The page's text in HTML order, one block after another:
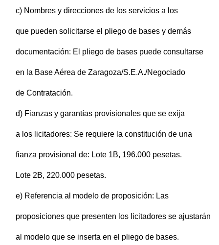
c) Nombres y direcciones de los servicios a los
que pueden solicitarse el pliego de bases y demás
documentación: El pliego de bases puede consultarse
en la Base Aérea de Zaragoza/S.E.A./Negociado
de Contratación.
d) Fianzas y garantías provisionales que se exija
a los licitadores: Se requiere la constitución de una
fianza provisional de: Lote 1B, 196.000 pesetas.
Lote 2B, 220.000 pesetas.
e) Referencia al modelo de proposición: Las
proposiciones que presenten los licitadores se ajustarán
al modelo que se inserta en el pliego de bases.